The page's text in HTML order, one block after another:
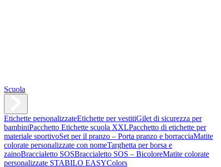
Scuola
Etichette personalizzateEtichette per vestitiGilet di sicurezza per
bambiniPacchetto Etichette scuola XXLPacchetto di etichette per
materiale sportivoSet per il pranzo – Porta pranzo e borracciaMatite
colorate personalizzate con nomeTarghetta per borsa e
zainoBraccialetto SOSBraccialetto SOS – BicoloreMatite colorate
personalizzate STABILO EASYColors